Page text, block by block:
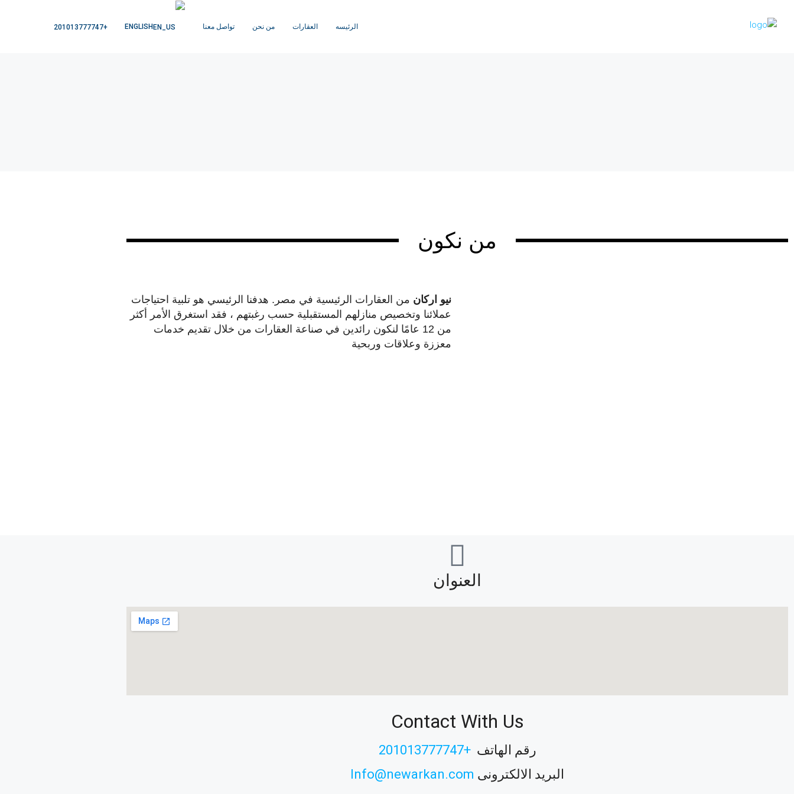
الرئيسه العقارات من نحن تواصل معنا ENGLISH
+201013777747
من نكون
نيو اركان من العقارات الرئيسية في مصر. هدفنا الرئيسي هو تلبية احتياجات
عملائنا وتخصيص منازلهم المستقبلية حسب رغبتهم ، فقد استغرق الأمر أكثر
من 12 عامًا لنكون رائدين في صناعة العقارات من خلال تقديم خدمات
معززة وعلاقات وربحية
العنوان
Contact With Us
رقم الهاتف+201013777747
البريد الالكترونى Info@newarkan.com